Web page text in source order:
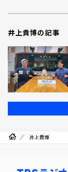
井上貴博の記事
井上貴博